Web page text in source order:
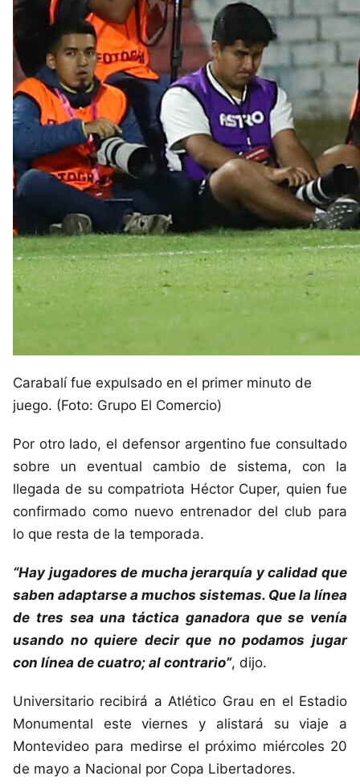
Carabalí fue expulsado en el primer minuto de
juego. (Foto: Grupo El Comercio)
Por otro lado, el defensor argentino fue consultado
sobre un eventual cambio de sistema, con la
llegada de su compatriota Héctor Cuper, quien fue
confirmado como nuevo entrenador del club para
lo que resta de la temporada.
“Hay jugadores de mucha jerarquía y calidad que
saben adaptarse a muchos sistemas. Que la línea
de tres sea una táctica ganadora que se venía
usando no quiere decir que no podamos jugar
con línea de cuatro; al contrario”, dijo.
Universitario recibirá a Atlético Grau en el Estadio
Monumental este viernes y alistará su viaje a
Montevideo para medirse el próximo miércoles 20
de mayo a Nacional por Copa Libertadores.